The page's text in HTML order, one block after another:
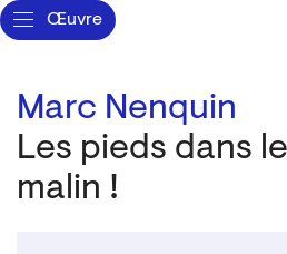
Œuvre
Marc Nenquin
Les pieds dans
malin !